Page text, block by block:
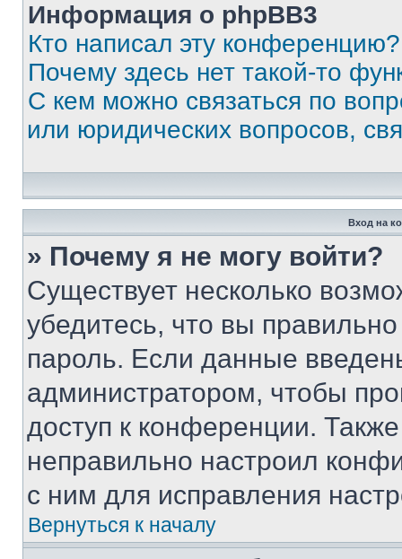
Информация о phpBB3
Кто написал эту конференцию?
Почему здесь нет такой-то
С кем можно связаться по
или юридических вопросов,
Вход на
» Почему я не могу войти?
Существует несколько
убедитесь, что вы
пароль. Если данные
администратором, чтобы
доступ к конференции.
неправильно настроил
с ним для исправления
Вернуться к началу